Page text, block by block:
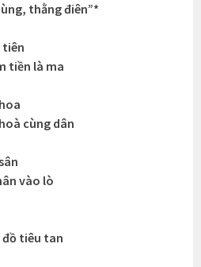
thằng điên”*
tiên
tiền là ma
cùng dân
vào lò
đồ tiêu tan